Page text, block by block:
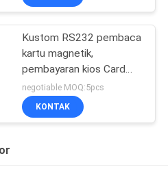
Kustom RS232 pembaca
kartu magnetik,
pembayaran kios Card
Reader penulis ISO7811
negotiable MOQ:5pcs
KONTAK